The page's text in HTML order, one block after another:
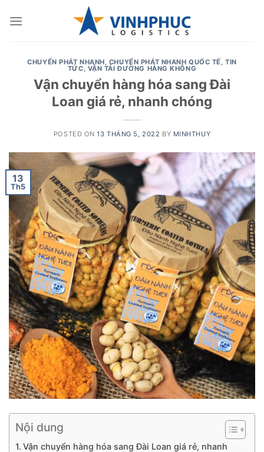
CHUYỂN PHÁT NHANH, CHUYỂN PHÁT NHANH QUỐC TẾ,TIN
TỨC, VẬN TẢI ĐƯỜNG HÀNG KHÔNG
Vận chuyển hàng hóa sang Đài
Loan giá rẻ, nhanh chóng
POSTED ON13 THÁNG 5, 2022 BY MINHTHUY
13
Th5
Nội dung
Vận chuyển hàng hóa sang Đài Loan giá rẻ, nhanh